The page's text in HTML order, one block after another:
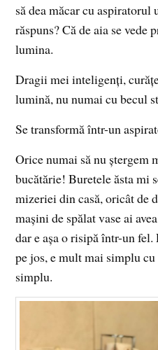
să dea măcar cu
răspuns? Că de aia se vede
lumina.
Dragii mei inteligenți,
lumină, nu numai cu becul
Se transformă într-un
Orice numai să nu ștergem
bucătărie! Buretele ăsta mi
mizeriei din casă, oricât de
mașini de spălat vase ai
dar e așa o risipă într-un fel.
pe jos, e mult mai simplu
simplu.